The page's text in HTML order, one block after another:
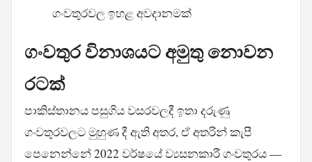
ගංවතුරවල ඉහළ අවදානමක්
ගංවතුර විනාශයට අමුතු නොවන
රටක්
පාකිස්තානය පසුගිය වසරවලදී ඉතා දරුණු
ගංවතුරවලට මුහුණ දී ඇති අතර, ඒ අතරින් කැපී
පෙනෙන්නේ 2022 වර්ෂයේ ව්‍යසනකාරී ගංවතුරය —